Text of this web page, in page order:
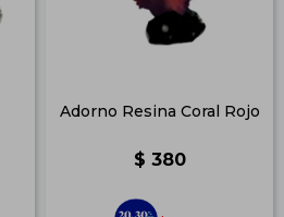
Adorno Resina Coral Rojo
$ 380